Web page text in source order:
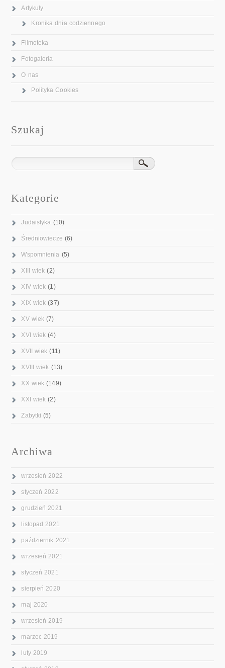
Artykuły
Kronika dnia codziennego
Filmoteka
Fotogaleria
O nas
Polityka Cookies
Szukaj
Kategorie
Judaistyka (10)
Średniowiecze (6)
Wspomnienia (5)
XIII wiek (2)
XIV wiek (1)
XIX wiek (37)
XV wiek (7)
XVI wiek (4)
XVII wiek (11)
XVIII wiek (13)
XX wiek (149)
XXI wiek (2)
Zabytki (5)
Archiwa
wrzesień 2022
styczeń 2022
grudzień 2021
listopad 2021
październik 2021
wrzesień 2021
styczeń 2021
sierpień 2020
maj 2020
wrzesień 2019
marzec 2019
luty 2019